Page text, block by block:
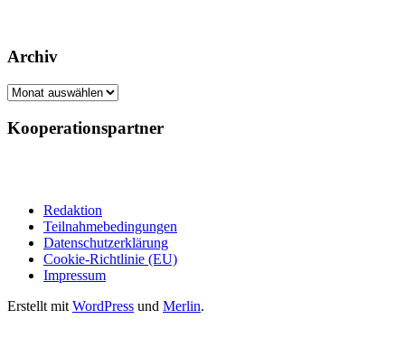
Archiv
Archiv
Kooperationspartner
Redaktion
Teilnahmebedingungen
Datenschutzerklärung
Cookie-Richtlinie (EU)
Impressum
Erstellt mit WordPress und Merlin.